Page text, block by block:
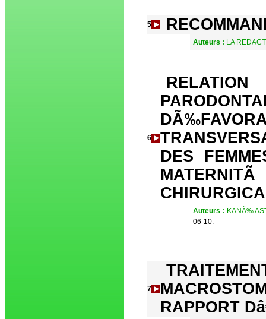
5
Auteurs : LA
6
DES
Auteurs : KANÃ‰
06-10.
7
RAPPORT